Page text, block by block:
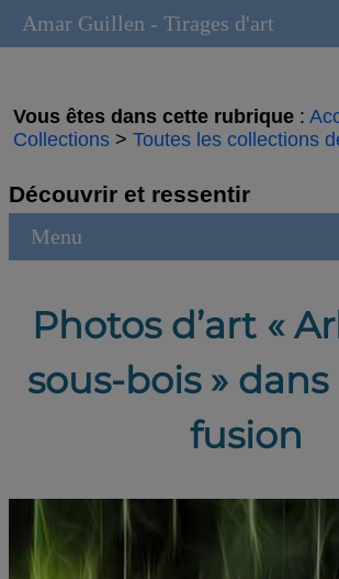
Vous êtes dans cette rubrique :
Collections >Toutes les collections
Découvrir et ressentir
Menu
Photos d’art «
sous-bois »
fusion
Amar Guillen - Tirages d'art